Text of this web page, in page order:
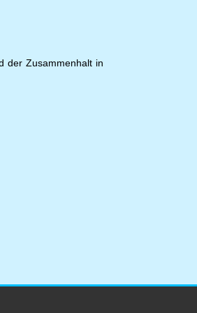
der Zusammenhalt in